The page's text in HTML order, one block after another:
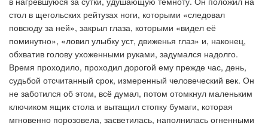
стол в щегольских рейтузах ноги, которыми «следовал
повсюду за ней», закрыл глаза, которыми «видел её
поминутно», «ловил улыбку уст, движенья глаз» и, наконец,
обхватив голову ухоженными руками, задумался надолго.
Время проходило, проходил дорогой ему прежде час, день,
судьбой отсчитанный срок, измеренный человеческий век. Он
не заботился об этом, всё думал, потом отомкнул маленьким
ключиком ящик стола и вытащил стопку бумаги, которая
мгновенно порозовела, засветилась, наполнилась огненными